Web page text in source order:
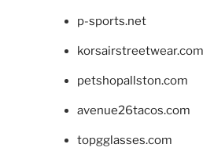
p-sports.net
korsairstreetwear.com
petshopallston.com
avenue26tacos.com
topgglasses.com